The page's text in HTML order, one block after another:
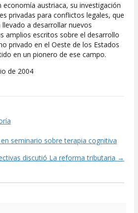
economía austriaca, su investigación
privadas para conflictos legales, que
a desarrollar nuevos
amplios escritos sobre el desarrollo
privado en el Oeste de los Estados
en un pionero de ese campo.
de 2004
seminario sobre terapia cognitiva
discutió La reforma tributaria →